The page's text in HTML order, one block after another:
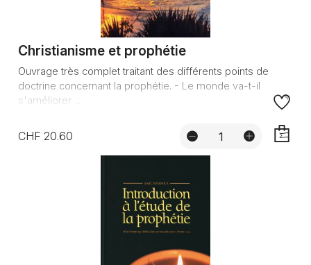
Christianisme et prophétie
Ouvrage très complet traitant des différents points de
doctrine concernant la prophétie. - Le monde va-t-il
s'améliorer ...
CHF 20.60